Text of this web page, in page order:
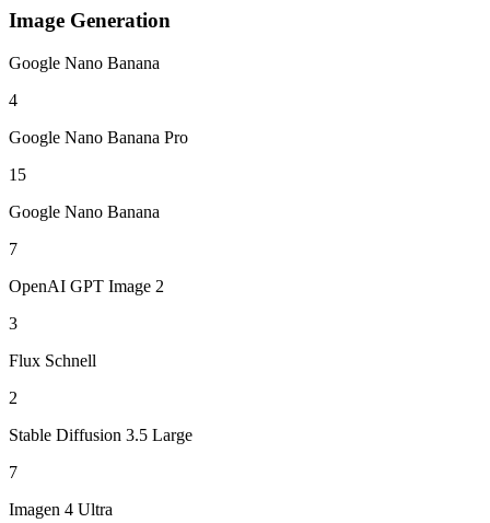
Image Generation
Google Nano Banana
4
Google Nano Banana Pro
15
Google Nano Banana
7
OpenAI GPT Image 2
3
Flux Schnell
2
Stable Diffusion 3.5 Large
7
Imagen 4 Ultra